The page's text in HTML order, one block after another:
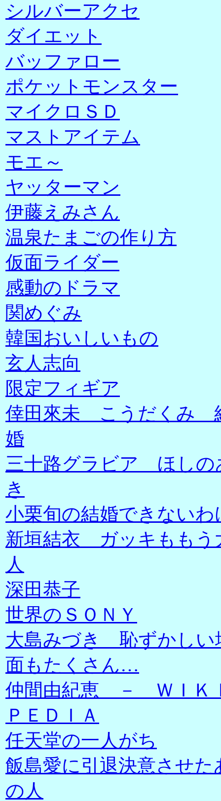
シルバーアクセ
ダイエット
バッファロー
ポケットモンスター
マイクロＳＤ
マストアイテム
モエ～
ヤッターマン
伊藤えみさん
温泉たまごの作り方
仮面ライダー
感動のドラマ
関めぐみ
韓国おいしいもの
玄人志向
限定フィギア
倖田來未 こうだくみ
婚
三十路グラビア ほしの
き
小栗旬の結婚できないわ
新垣結衣 ガッキももう
人
深田恭子
世界のＳＯＮＹ
大島みづき 恥ずかしい
面もたくさん…
仲間由紀恵 － ＷＩＫ
ＰＥＤＩＡ
任天堂の一人がち
飯島愛に引退決意させた
の人